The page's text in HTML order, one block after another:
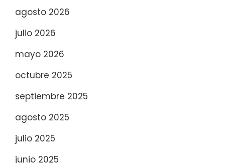
agosto 2026
julio 2026
mayo 2026
octubre 2025
septiembre 2025
agosto 2025
julio 2025
junio 2025